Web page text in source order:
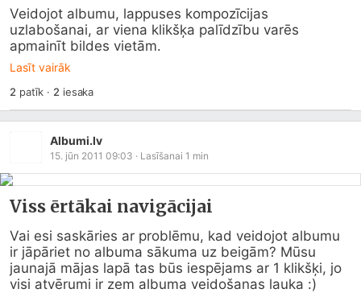
Veidojot albumu, lappuses kompozīcijas
uzlabošanai, ar viena klikšķa palīdzību varēs
apmainīt bildes vietām.
Lasīt vairāk
2 patīk · 2 iesaka
Albumi.lv
15. jūn 2011 09:03 · Lasīšanai 1 min
Viss ērtākai navigācijai
Vai esi saskāries ar problēmu, kad veidojot albumu
ir jāpāriet no albuma sākuma uz beigām? Mūsu
jaunajā mājas lapā tas būs iespējams ar 1 klikšķi, jo
visi atvērumi ir zem albuma veidošanas lauka :)